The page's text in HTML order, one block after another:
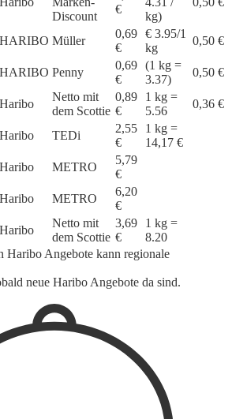
Discount
€
kg)
HARIBO Müller
0,69
€
€ 3.95/1
kg
0,50 €
HARIBO Penny
0,69
€
(1 kg =
3.37)
0,50 €
Haribo
Netto mit
dem Scottie
0,89
€
1 kg =
5.56
0,36 €
Haribo TEDi
2,55
€
1 kg =
14,17 €
Haribo METRO
5,79
€
Haribo METRO
6,20
€
Haribo
Netto mit
dem Scottie
3,69
€
1 kg =
8.20
Haribo Angebote kann regionale
neue Haribo Angebote da sind.